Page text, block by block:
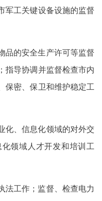
军工关键设备设施的监督
品的安全生产许可等监督
指导协调并监督检查市内
保密、保卫和维护稳定工
化、信息化领域的对外交
领域人才开发和培训工
法工作；监督、检查电力